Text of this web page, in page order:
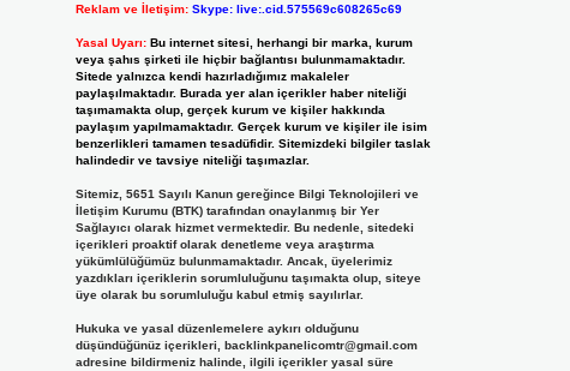
Reklam ve İletişim: Skype: live:.cid.575569c608265c69
Yasal Uyarı: Bu internet sitesi, herhangi bir marka, kurum
veya şahıs şirketi ile hiçbir bağlantısı bulunmamaktadır.
Sitede yalnızca kendi hazırladığımız makaleler
paylaşılmaktadır. Burada yer alan içerikler haber niteliği
taşımamakta olup, gerçek kurum ve kişiler hakkında
paylaşım yapılmamaktadır. Gerçek kurum ve kişiler ile isim
benzerlikleri tamamen tesadüfidir. Sitemizdeki bilgiler taslak
halindedir ve tavsiye niteliği taşımazlar.
Sitemiz, 5651 Sayılı Kanun gereğince Bilgi Teknolojileri ve
İletişim Kurumu (BTK) tarafından onaylanmış bir Yer
Sağlayıcı olarak hizmet vermektedir. Bu nedenle, sitedeki
içerikleri proaktif olarak denetleme veya araştırma
yükümlülüğümüz bulunmamaktadır. Ancak, üyelerimiz
yazdıkları içeriklerin sorumluluğunu taşımakta olup, siteye
üye olarak bu sorumluluğu kabul etmiş sayılırlar.
Hukuka ve yasal düzenlemelere aykırı olduğunu
düşündüğünüz içerikleri, backlinkpanelicomtr@gmail.com
adresine bildirmeniz halinde, ilgili içerikler yasal süre